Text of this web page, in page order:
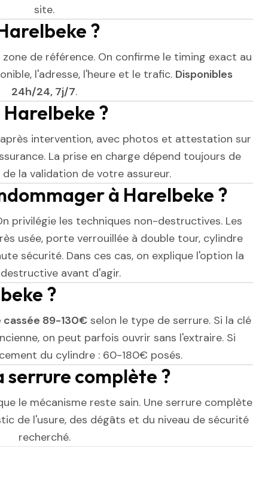
site.
?
de référence. On confirme le timing exact au
l'adresse, l'heure et le trafic. Disponibles
24h/24, 7j/7.
?
après intervention, avec photos et attestation sur
La prise en charge dépend toujours de
la validation de votre assureur.
à Harelbeke ?
privilégie les techniques non-destructives. Les
usée, porte verrouillée à double tour, cylindre
sécurité. Dans ces cas, on explique l'option la
avant d'agir.
?
89-130€ selon le type de serrure. Si la clé
on peut parfois ouvrir sans l'extraire. Si
du cylindre : 60-180€ posés.
serrure complète ?
le mécanisme reste sain. Une serrure complète
de l'usure, des dégâts et du niveau de sécurité
recherché.